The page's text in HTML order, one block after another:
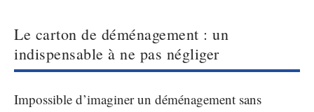
Le carton de déménagement : un
indispensable à ne pas négliger
Impossible d’imaginer un déménagement sans